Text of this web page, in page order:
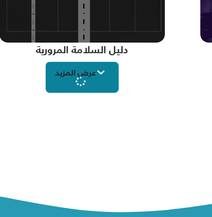
دليل السلامة المرورية
عرض المزيد